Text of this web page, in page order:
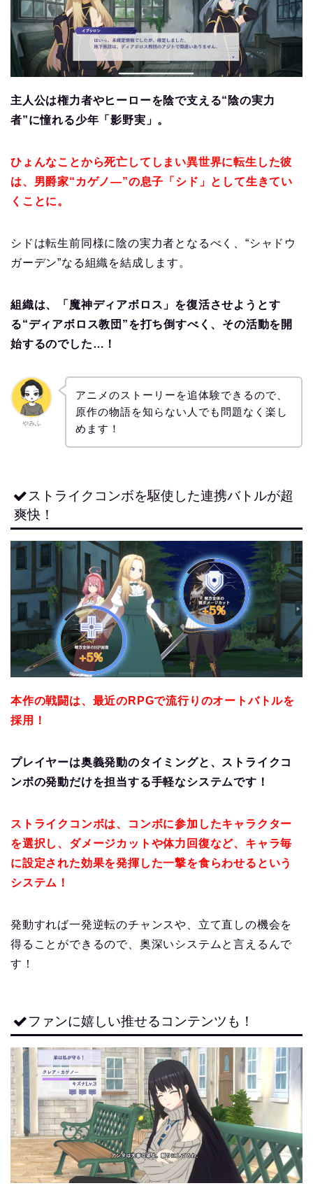
主人公は権力者やヒーローを陰で支える“陰の実力
者”に憧れる少年「影野実」。
ひょんなことから死亡してしまい異世界に転生した彼
は、男爵家“カゲノ―”の息子「シド」として生きてい
くことに。
シドは転生前同様に陰の実力者となるべく、“シャドウ
ガーデン”なる組織を結成します。
組織は、「魔神ディアボロス」を復活させようとす
る“ディアボロス教団”を打ち倒すべく、その活動を開
始するのでした…！
やみふ
アニメのストーリーを追体験できるので、
原作の物語を知らない人でも問題なく楽し
めます！
ストライクコンボを駆使した連携バトルが超
爽快！
本作の戦闘は、最近のRPGで流行りのオートバトルを
採用！
プレイヤーは奥義発動のタイミングと、ストライクコ
ンボの発動だけを担当する手軽なシステムです！
ストライクコンボは、コンボに参加したキャラクター
を選択し、ダメージカットや体力回復など、キャラ毎
に設定された効果を発揮した一撃を食らわせるという
システム！
発動すれば一発逆転のチャンスや、立て直しの機会を
得ることができるので、奥深いシステムと言えるんで
す！
ファンに嬉しい推せるコンテンツも！